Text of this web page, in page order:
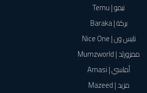
تيمو | Temu
بركة | Baraka
نايس ون | Nice One
ممزورلد | Mumzworld
أماسي | Amasi
مزيد | Mazeed